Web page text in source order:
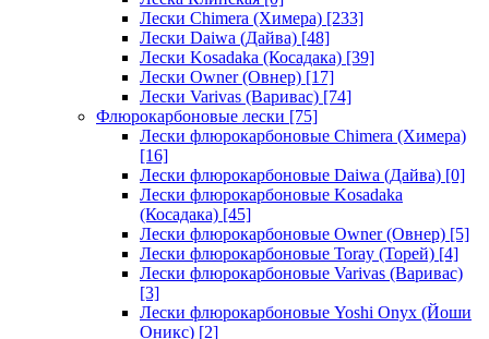
Лески Chimera (Химера) [233]
Лески Daiwa (Дайва) [48]
Лески Kosadaka (Косадака) [39]
Лески Owner (Овнер) [17]
Лески Varivas (Варивас) [74]
Флюрокарбоновые лески [75]
Лески флюрокарбоновые Chimera (Химера)
[16]
Лески флюрокарбоновые Daiwa (Дайва) [0]
Лески флюрокарбоновые Kosadaka
(Косадака) [45]
Лески флюрокарбоновые Owner (Овнер) [5]
Лески флюрокарбоновые Toray (Торей) [4]
Лески флюрокарбоновые Varivas (Варивас)
[3]
Лески флюрокарбоновые Yoshi Onyx (Йоши
Оникс) [2]